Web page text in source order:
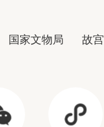
国家文物局 故